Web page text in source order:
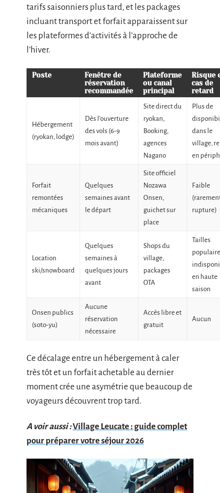
tarifs saisonniers plus tard, et les packages
incluant transport et forfait apparaissent sur
les plateformes d’activités à l’approche de
l’hiver.
Poste
Fenêtre de
réservation
recommandée
Plateforme
ou canal
principal
Risque
cas de
retard
Hébergement
(ryokan, lodge)
Dès l’ouverture
des vols (6-9
mois avant)
Site direct du
ryokan,
Booking,
agences
Nagano
Plus de
dans le
village,
en
Forfait
remontées
mécaniques
Quelques
semaines avant
le départ
Site officiel
Nozawa
Onsen,
guichet sur
place
Faible
rupture)
Location
ski/snowboard
Quelques
semaines à
quelques jours
avant
Shops du
village,
packages
OTA
Tailles
en haute
saison
Onsen publics
(soto-yu)
Aucune
réservation
nécessaire
Accès libre et
gratuit
Aucun
Ce décalage entre un hébergement à caler
très tôt et un forfait achetable au dernier
moment crée une asymétrie que beaucoup de
voyageurs découvrent trop tard.
A voir aussi :Village Leucate : guide complet
pour préparer votre séjour 2026